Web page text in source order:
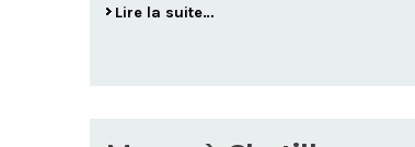
Lire la suite…